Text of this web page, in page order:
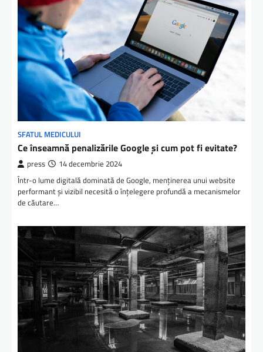
SFATUL MEDICULUI
Ce înseamnă penalizările Google și cum pot fi evitate?
press 14 decembrie 2024
Într-o lume digitală dominată de Google, menținerea unui website
performant și vizibil necesită o înțelegere profundă a mecanismelor
de căutare…